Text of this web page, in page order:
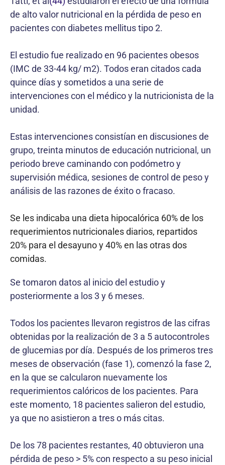
de alto valor nutricional en la pérdida de peso en
pacientes con diabetes mellitus tipo 2.
El estudio fue realizado en 96 pacientes obesos
(IMC de 33-44 kg/ m2). Todos eran citados cada
quince días y sometidos a una serie de
intervenciones con el médico y la nutricionista de la
unidad.
Estas intervenciones consistían en discusiones de
grupo, treinta minutos de educación nutricional, un
periodo breve caminando con podómetro y
supervisión médica, sesiones de control de peso y
análisis de las razones de éxito o fracaso.
Se les indicaba una dieta hipocalórica 60% de los
requerimientos nutricionales diarios, repartidos
20% para el desayuno y 40% en las otras dos
comidas.
Se tomaron datos al inicio del estudio y
posteriormente a los 3 y 6 meses.
Todos los pacientes llevaron registros de las cifras
obtenidas por la realización de 3 a 5 autocontroles
de glucemias por día. Después de los primeros tres
meses de observación (fase 1), comenzó la fase 2,
en la que se calcularon nuevamente los
requerimientos calóricos de los pacientes. Para
este momento, 18 pacientes salieron del estudio,
ya que no asistieron a tres o más citas.
De los 78 pacientes restantes, 40 obtuvieron una
pérdida de peso > 5% con respecto a su peso inicial